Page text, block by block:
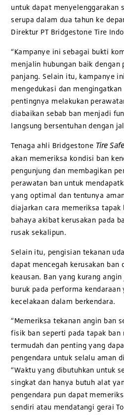
untuk dapat menyelenggarakan
serupa dalam dua tahun ke
Direktur PT Bridgestone Tire
“Kampanye ini sebagai bukti
menjalin hubungan baik dengan
panjang. Selain itu, kampanye
mengedukasi dan
pentingnya melakukan
diabaikan sebab ban menjadi
langsung bersentuhan dengan
Tenaga ahli Bridgestone Tire
akan memeriksa kondisi ban
pengunjung dan membagikan
perawatan ban untuk
yang optimal dan tentunya
diajarkan cara memeriksa tapak
bahaya akibat kerusakan pada
rusak sekalipun.
Selain itu, pengisian tekanan
dapat mencegah kerusakan ban
keausan. Ban yang kurang
buruk pada performa kendaraan
kecelakaan dalam berkendara.
“Memeriksa tekanan angin ban
fisik ban seperti pada tapak ban
termudah dan penting yang
pengendara untuk selalu aman
“Waktu yang dibutuhkan untuk
singkat dan hanya butuh alat
pengendara pun dapat
sendiri atau mendatangi gerai